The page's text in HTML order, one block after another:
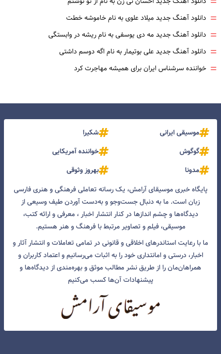
= دانلود آهنگ جدید میلاد علوی به نام خاموشه خطت
= دانلود آهنگ جدید مه دی یوسفی به نام ریشه در وابستگی
= دانلود آهنگ جدید علی بوتیمار به نام اگه دوسم داشتی
= خواننده سرشناس ایران برای همیشه مهاجرت کرد
موسیقی ایرانی
شکیرا
گوگوش
خواننده آمریکایی
مدونا
بهروز وثوقی
پایگاه خبری موسیقای آرامش، یک رسانه تعاملی فرهنگی و هنری فارسی
زبان است. ما به دنبال جست‌و‌جو و به‌دست آوردن طیف وسیعی از
دیدگاه‌ها و چشم انداز‌ها در کنار انتشار اخبار ، معرفی و ارائه کتب،
موسیقی، فیلم و تصاویر مرتبط با فرهنگ و هنر هستیم.
ما با رعایت استاندرهای اخلاقی و قانونی در تمامی تعاملات و انتشار آثار و
اخبار، درستی و امانتداری خود را به اثبات می‌رسانیم و اعتماد کاربران و
همراهان‌مان را از طریق نشر مطالب موثق و بهره‌مندی از دیدگاه‌ها و
پیشنهادات آن‌ها کسب می‌کنیم